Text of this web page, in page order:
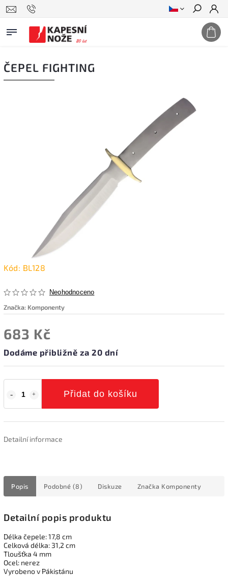
Hledat
ČEPEL FIGHTING
Kód: BL128
Neohodnoceno
Značka: Komponenty
683 Kč
Dodáme přibližně za 20 dní
Přidat do košíku
Detailní informace
Popis Podobné (8) Diskuze Značka Komponenty
Detailní popis produktu
Délka čepele: 17,8 cm
Celková délka: 31,2 cm
Tloušťka 4 mm
Ocel: nerez
Vyrobeno v Pákistánu